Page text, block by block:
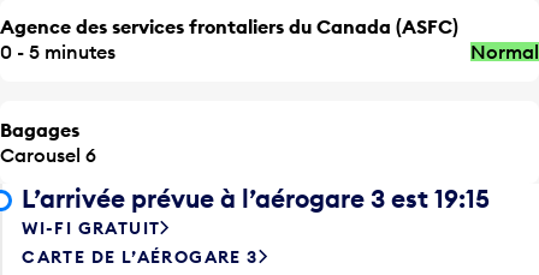
Agence des services frontaliers du Canada (ASFC)
0 - 5 minutes
Normal
Bagages
Carousel 6
L’arrivée prévue à l’aérogare 3 est 19:15
WI-FI GRATUIT
CARTE DE L’AÉROGARE 3